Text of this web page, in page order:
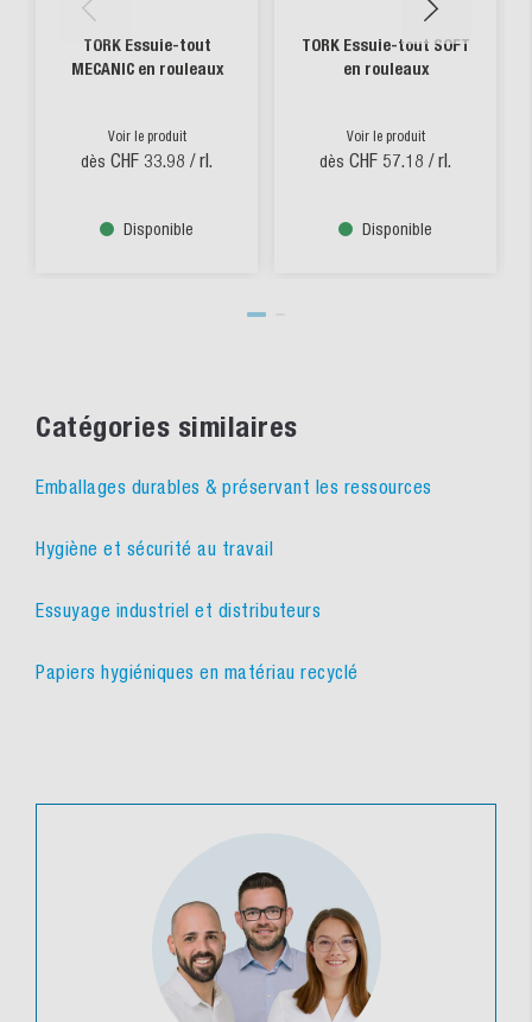
TORK Essuie-tout
MECANIC en rouleaux
Voir le produit
dès CHF 33.98 / rl.
Disponible
TORK Essuie-tout SOFT
en rouleaux
Voir le produit
dès CHF 57.18 / rl.
Disponible
Catégories similaires
Emballages durables & préservant les ressources
Hygiène et sécurité au travail
Essuyage industriel et distributeurs
Papiers hygiéniques en matériau recyclé